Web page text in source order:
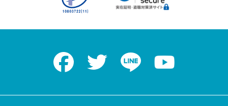
Facebook Twitter LINE